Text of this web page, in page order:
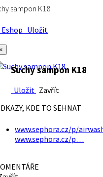
sampon K18
Uložit
Suchy sampon K18
Uložit Zavřít
KDE TO SEHNAT
www.sephora.cz/p/
www.sephora.cz/p…